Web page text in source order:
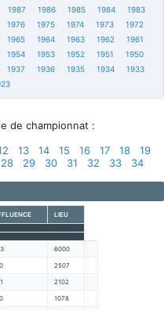
1987 1986 1985 1984
1983
1976 1975 1974 1973
1972
1965 1964 1963 1962
1961
1954 1953 1952 1951
1950
1937 1936 1935 1934
1933
de championnat :
13 14 15 16 17 18
19
28 29 30 31 32 33 34
LIEU
6000
2507
2102
1078